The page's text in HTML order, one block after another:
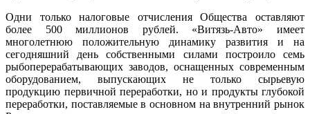
Одни только налоговые отчисления Общества оставляют
более 500 миллионов рублей. «Витязь-Авто» имеет
многолетнюю положительную динамику развития и на
сегодняшний день собственными силами построило семь
рыбоперерабатывающих заводов, оснащенных современным
оборудованием, выпускающих не только сырьевую
продукцию первичной переработки, но и продукты глубокой
переработки, поставляемые в основном на внутренний рынок